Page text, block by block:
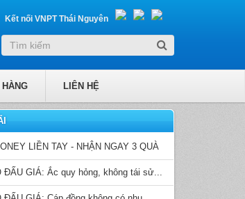
Kết nối VNPT Thái Nguyên
HÀNG LIÊN HỆ
LIỀN TAY - NHẬN NGAY 3 QUÀ
ĐẤU GIÁ: Ắc quy hỏng, không tái sử...